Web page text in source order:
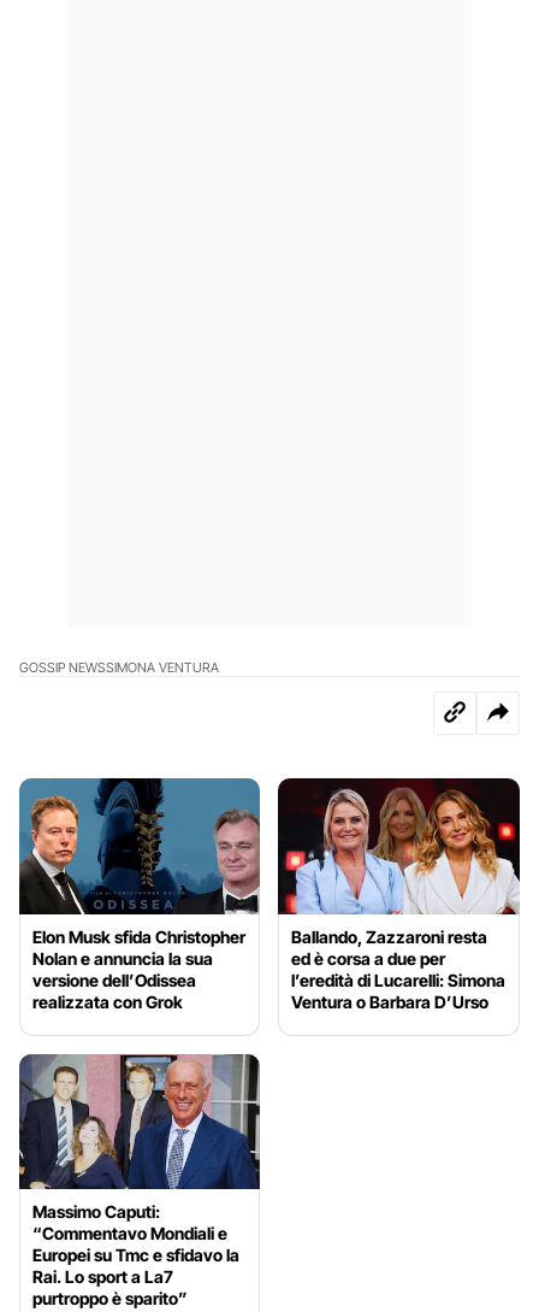
GOSSIP NEWSSIMONA VENTURA
Elon Musk sfida Christopher
Nolan e annuncia la sua
versione dell’Odissea
realizzata con Grok
Ballando, Zazzaroni resta
ed è corsa a due per
l’eredità di Lucarelli: Simona
Ventura o Barbara D’Urso
Massimo Caputi:
“Commentavo Mondiali e
Europei su Tmc e sfidavo la
Rai. Lo sport a La7
purtroppo è sparito”